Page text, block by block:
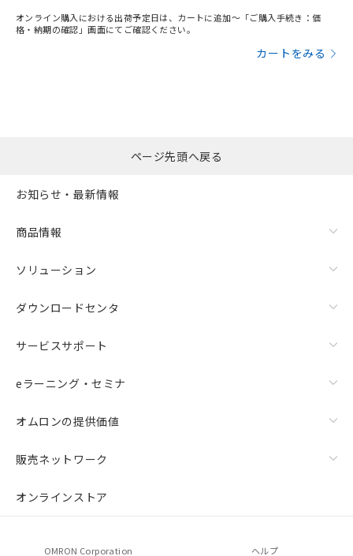
オンライン購入における出荷予定日は、カートに追加～「ご購入手続き：価
格・納期の確認」画面にてご確認ください。
カートをみる
ページ先頭へ戻る
お知らせ・最新情報
商品情報
ソリューション
ダウンロードセンタ
サービスサポート
eラーニング・セミナ
オムロンの提供価値
販売ネットワーク
オンラインストア
OMRON Corporation ヘルプ